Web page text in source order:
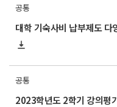
공통
대학 기숙사비 납부제도 다
공통
2023학년도 2학기 강의평